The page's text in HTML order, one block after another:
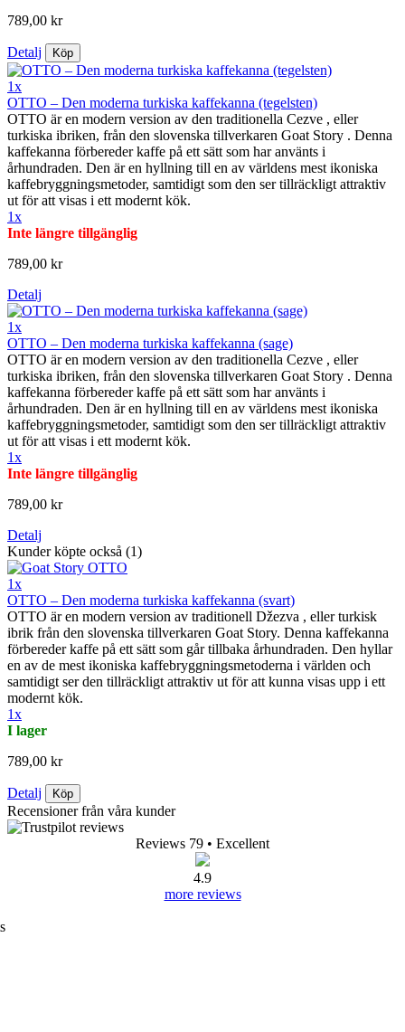
789,00 kr
Detalj Köp
1x
OTTO – Den moderna turkiska kaffekanna (tegelsten)
OTTO är en modern version av den traditionella Cezve , eller
turkiska ibriken, från den slovenska tillverkaren Goat Story . Denna
kaffekanna förbereder kaffe på ett sätt som har använts i
århundraden. Den är en hyllning till en av världens mest ikoniska
kaffebryggningsmetoder, samtidigt som den ser tillräckligt attraktiv
ut för att visas i ett modernt kök.
1x
Inte längre tillgänglig
789,00 kr
Detalj
1x
OTTO – Den moderna turkiska kaffekanna (sage)
OTTO är en modern version av den traditionella Cezve , eller
turkiska ibriken, från den slovenska tillverkaren Goat Story . Denna
kaffekanna förbereder kaffe på ett sätt som har använts i
århundraden. Den är en hyllning till en av världens mest ikoniska
kaffebryggningsmetoder, samtidigt som den ser tillräckligt attraktiv
ut för att visas i ett modernt kök.
1x
Inte längre tillgänglig
789,00 kr
Detalj
Kunder köpte också (1)
1x
OTTO – Den moderna turkiska kaffekanna (svart)
OTTO är en modern version av traditionell Džezva , eller turkisk
ibrik från den slovenska tillverkaren Goat Story. Denna kaffekanna
förbereder kaffe på ett sätt som går tillbaka århundraden. Den hyllar
en av de mest ikoniska kaffebryggningsmetoderna i världen och
samtidigt ser den tillräckligt attraktiv ut för att kunna visas upp i ett
modernt kök.
1x
I lager
789,00 kr
Detalj Köp
Recensioner från våra kunder
Reviews 79 • Excellent
4.9
more reviews